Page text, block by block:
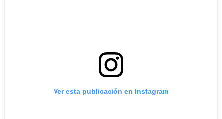
Ver esta publicación en Instagram